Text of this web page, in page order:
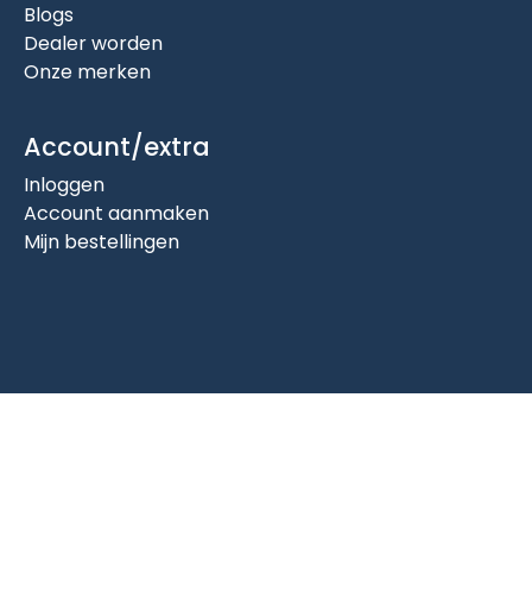
Blogs
Dealer worden
Onze merken
Account/extra
Inloggen
Account aanmaken
Mijn bestellingen